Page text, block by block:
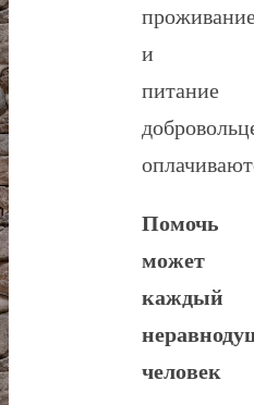
и
питание
Помочь
может
каждый
человек